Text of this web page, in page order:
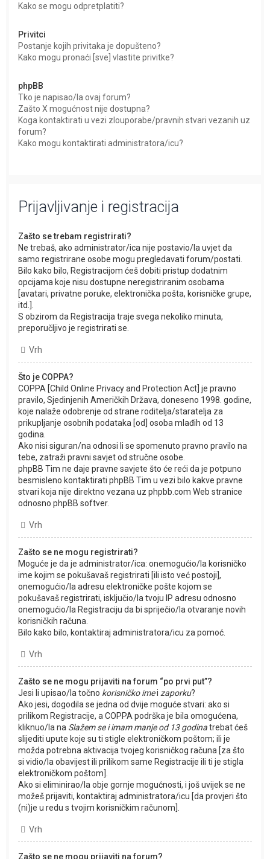
Kako se mogu odpretplatiti?
Privitci
Postanje kojih privitaka je dopušteno?
Kako mogu pronaći [sve] vlastite privitke?
phpBB
Tko je napisao/la ovaj forum?
Zašto X mogućnost nije dostupna?
Koga kontaktirati u vezi zlouporabe/pravnih stvari vezanih uz
forum?
Kako mogu kontaktirati administratora/icu?
Prijavljivanje i registracija
Zašto se trebam registrirati?
Ne trebaš, ako administrator/ica nije postavio/la uvjet da
samo registrirane osobe mogu pregledavati forum/postati.
Bilo kako bilo, Registracijom ćeš dobiti pristup dodatnim
opcijama koje nisu dostupne neregistriranim osobama
[avatari, privatne poruke, elektronička pošta, korisničke grupe,
itd.].
S obzirom da Registracija traje svega nekoliko minuta,
preporučljivo je registrirati se.
Vrh
Što je COPPA?
COPPA [Child Online Privacy and Protection Act] je pravno
pravilo, Sjedinjenih Američkih Država, doneseno 1998. godine,
koje nalaže odobrenje od strane roditelja/staratelja za
prikupljanje osobnih podataka [od] osoba mlađih od 13
godina.
Ako nisi siguran/na odnosi li se spomenuto pravno pravilo na
tebe, zatraži pravni savjet od stručne osobe.
phpBB Tim ne daje pravne savjete što će reći da je potpuno
besmisleno kontaktirati phpBB Tim u vezi bilo kakve pravne
stvari koja nije direktno vezana uz phpbb.com Web stranice
odnosno phpBB softver.
Vrh
Zašto se ne mogu registrirati?
Moguće je da je administrator/ica: onemogućio/la korisničko
ime kojim se pokušavaš registrirati [ili isto već postoji],
onemogućio/la adresu elektroničke pošte kojom se
pokušavaš registrirati, isključio/la tvoju IP adresu odnosno
onemogućio/la Registraciju da bi spriječio/la otvaranje novih
korisničkih računa.
Bilo kako bilo, kontaktiraj administratora/icu za pomoć.
Vrh
Zašto se ne mogu prijaviti na forum “po prvi put”?
Jesi li upisao/la točno korisničko imei zaporku?
Ako jesi, dogodila se jedna od dvije moguće stvari: ako si
prilikom Registracije, a COPPA podrška je bila omogućena,
kliknuo/la na Slažem se i imam manje od 13 godinatrebat ćeš
slijediti upute koje su ti stigle elektroničkom poštom; ili je
možda potrebna aktivacija tvojeg korisničkog računa [za što
si vidio/la obavijest ili prilikom same Registracije ili ti je stigla
elektroničkom poštom].
Ako si eliminirao/la obje gornje mogućnosti, i još uvijek se ne
možeš prijaviti, kontaktiraj administratora/icu [da provjeri što
(ni)je u redu s tvojim korisničkim računom].
Vrh
Zašto se ne mogu prijaviti na forum?